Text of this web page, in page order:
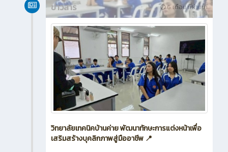
6 เดือน ที่ผ่านมา
ข่าวสาร
วิทยาลัยเทคนิคบ้านค่าย พัฒนาทักษะการแต่งหน้าเพื่อ
เสริมสร้างบุคลิกภาพสู่มืออาชีพ 📍